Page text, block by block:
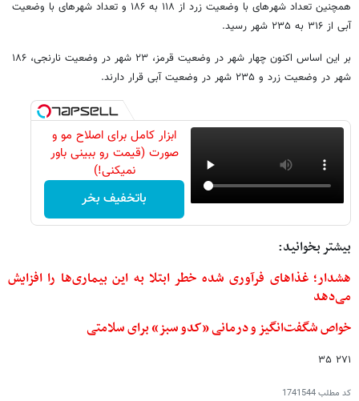
همچنین تعداد شهرهای با وضعیت زرد از ۱۱۸ به ۱۸۶ و تعداد شهرهای با وضعیت
آبی از ۳۱۶ به ۲۳۵ شهر رسید.
بر این اساس اکنون چهار شهر در وضعیت قرمز، ۲۳ شهر در وضعیت نارنجی، ۱۸۶
شهر در وضعیت زرد و ۲۳۵ شهر در وضعیت آبی قرار دارند.
ابزار کامل برای اصلاح مو و
صورت (قیمت رو ببینی باور
نمیکنی!)
باتخفیف بخر
بیشتر بخوانید:
هشدار؛ غذاهای فرآوری شده خطر ابتلا به این بیماری‌ها را افزایش
می‌دهد
خواص شگفت‌انگیز و درمانی «کدو سبز» برای سلامتی
۲۷۱ ۳۵
کد مطلب1741544